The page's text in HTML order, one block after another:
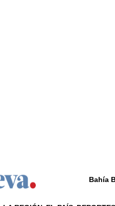
Bahía